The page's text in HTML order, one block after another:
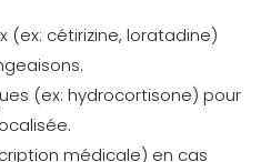
(ex: cétirizine, loratadine)
(ex: hydrocortisone) pour
médicale) en cas